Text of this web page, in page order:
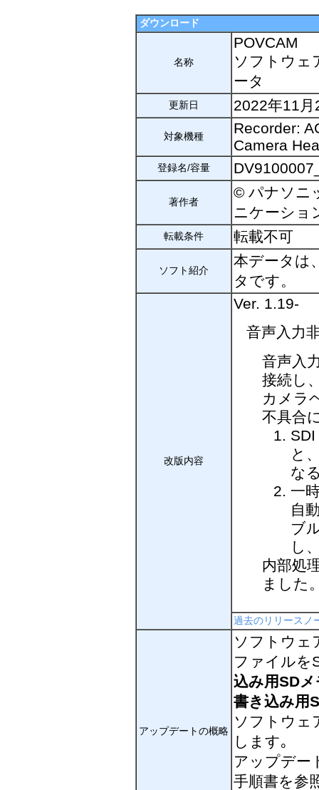
ダウンロード
名称
POVCAM
ソフトウェ
ータ
更新日 2022年11月
対象機種
Recorder:
Camera
登録名/容量
著作者
© パナソニ
ニケーショ
転載条件 転載不可
ソフト紹介
本データは
タです。
改版内容
Ver. 1.19-
音声入力
音声入
接続し
カメラ
不具合
と
な
一
自
ブ
し
内部処
ました
過去のリリースノ
アップデートの概略
ソフトウェ
ファイルを
込み用SD
書き込み用
ソフトウェ
します｡
アップデー
手順書を参